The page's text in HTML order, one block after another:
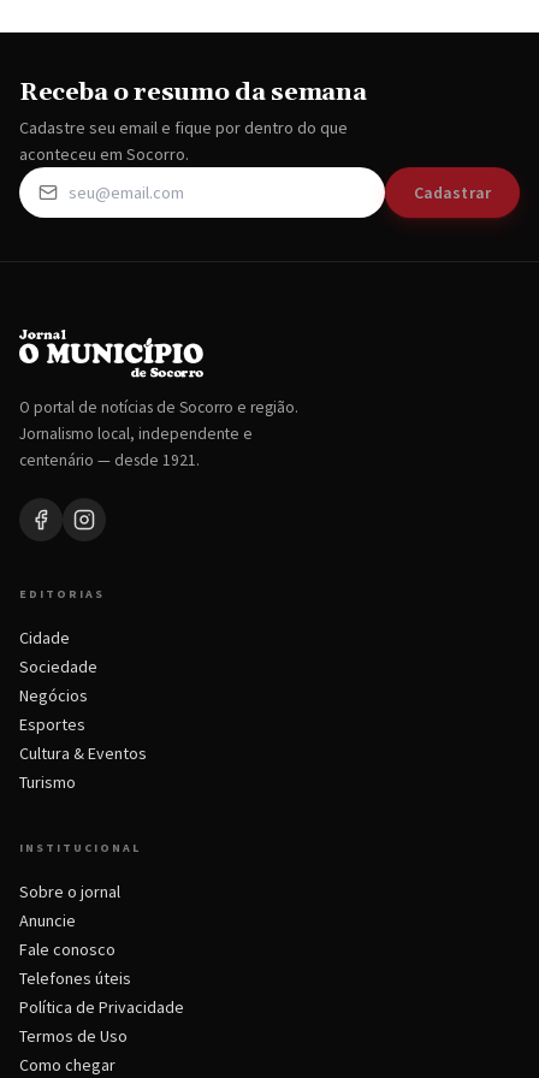
Receba o resumo da semana
Cadastre seu email e fique por dentro do que
aconteceu em Socorro.
Cadastrar
O portal de notícias de Socorro e região.
Jornalismo local, independente e
centenário — desde 1921.
EDITORIAS
Cidade
Sociedade
Negócios
Esportes
Cultura & Eventos
Turismo
INSTITUCIONAL
Sobre o jornal
Anuncie
Fale conosco
Telefones úteis
Política de Privacidade
Termos de Uso
Como chegar